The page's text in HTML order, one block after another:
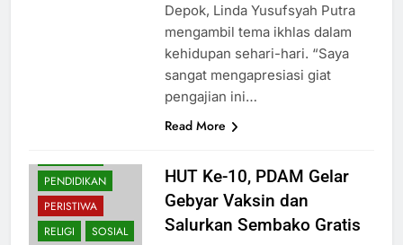
Depok, Linda Yusufsyah Putra
mengambil tema ikhlas dalam
kehidupan sehari-hari. “Saya
sangat mengapresiasi giat
pengajian ini…
Read More
PENDIDIKAN
PERISTIWA
RELIGI
SOSIAL
HUT Ke-10, PDAM Gelar
Gebyar Vaksin dan
Salurkan Sembako Gratis